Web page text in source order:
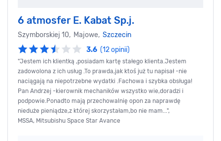
6 atmosfer E. Kabat Sp.j.
Szymborskiej 10, Majowe, Szczecin
3.6 (12 opinii)
"Jestem ich klientką ,posiadam kartę stałego klienta.Jestem
zadowolona z ich usług .To prawda,jak ktoś już tu napisał -nie
naciągają na niepotrzebne wydatki .Fachowa i szybka obsługa!
Pan Andrzej -kierownik mechaników wszystko wie,doradzi i
podpowie.Ponadto mają przechowalnię opon za naprawdę
nieduże pieniądze,z której skorzystałam,bo nie mam...",
MSSA, Mitsubishu Space Star Avance